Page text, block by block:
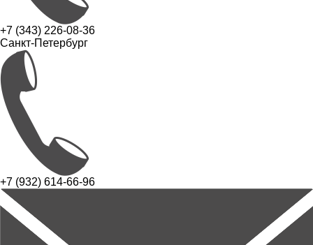
+7 (343) 226-08-36
Санкт-Петербург
+7 (932) 614-66-96